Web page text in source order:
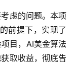
虑的问题。本项
前提下，实现了
目，AI美金算法
取收益，彻底告